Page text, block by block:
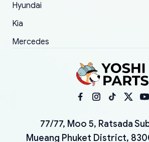
Hyundai
Kia
Mercedes
77/77, Moo 5, Ratsada
Mueang Phuket District,